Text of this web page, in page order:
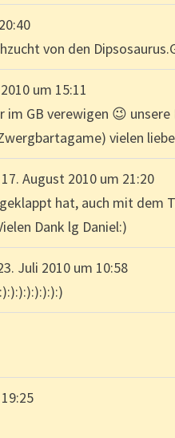
20:40
von den
um 15:11
im GB verewigen 😉
vielen
17. August 2010 um 21:20
hat, auch mit dem
Dank lg Daniel:)
Juli 2010 um 10:58
19:25